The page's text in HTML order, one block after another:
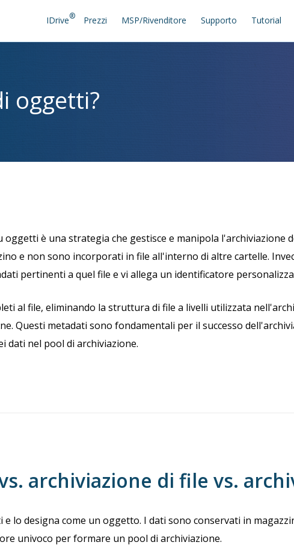
IDrive® Prezzi MSP/Rivenditore Supporto Tutorial
oggetti?
è una strategia che gestisce e manipola l'archiviazione
e non sono incorporati in file all'interno di altre cartelle.
pertinenti a quel file e vi allega un identificatore
al file, eliminando la struttura di file a livelli utilizzata
Questi metadati sono fondamentali per il successo
dati nel pool di archiviazione.
archiviazione di file vs.
lo designa come un oggetto. I dati sono conservati in
univoco per formare un pool di archiviazione.